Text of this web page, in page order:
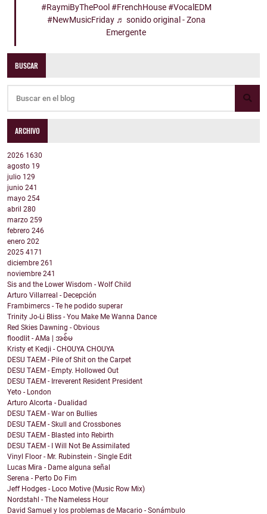
#RaymiByThePool #FrenchHouse #VocalEDM
#NewMusicFriday ♬ sonido original - Zona
Emergente
BUSCAR
ARCHIVO
2026 1630
agosto 19
julio 129
junio 241
mayo 254
abril 280
marzo 259
febrero 246
enero 202
2025 4171
diciembre 261
noviembre 241
Sis and the Lower Wisdom - Wolf Child
Arturo Villarreal - Decepción
Frambimercs - Te he podido superar
Trinity Jo-Li Bliss - You Make Me Wanna Dance
Red Skies Dawning - Obvious
floodlit - AMa | အစ်မ
Kristy et Kedji - CHOUYA CHOUYA
DESU TAEM - Pile of Shit on the Carpet
DESU TAEM - Empty. Hollowed Out
DESU TAEM - Irreverent Resident President
Yeto - London
Arturo Alcorta - Dualidad
DESU TAEM - War on Bullies
DESU TAEM - Skull and Crossbones
DESU TAEM - Blasted into Rebirth
DESU TAEM - I Will Not Be Assimilated
Vinyl Floor - Mr. Rubinstein - Single Edit
Lucas Mira - Dame alguna señal
Serena - Perto Do Fim
Jeff Hodges - Loco Motive (Music Row Mix)
Nordstahl - The Nameless Hour
David Samuel y los problemas de Macario - Sonámbulo